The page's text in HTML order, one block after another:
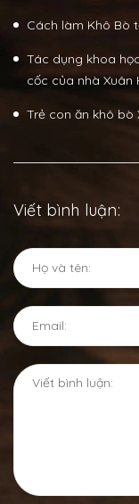
Cách làm Khô Bò
Tác dụng khoa
cốc của nhà Xuân
Trẻ con ăn khô bò
Viết bình luận: